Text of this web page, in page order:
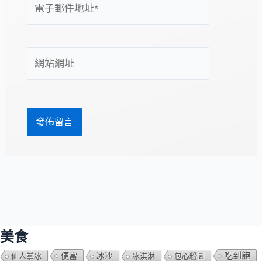
子
地
站
美食
仙人掌冰 便當 冰沙 冰淇淋 包心粉園 吃到飽